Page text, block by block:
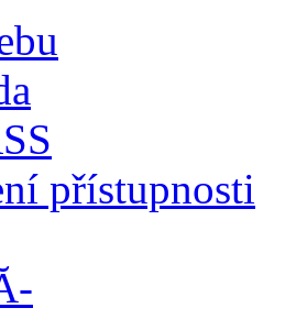
přístupnosti